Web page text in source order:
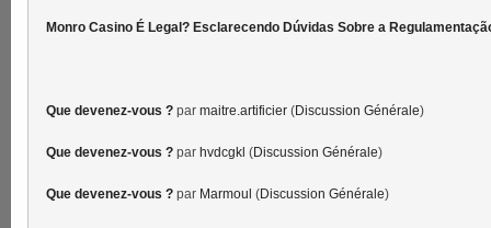
Monro Casino É Legal? Esclarecendo Dúvidas Sobre a
Que devenez-vous ? par maitre.artificier (Discussion Générale)
Que devenez-vous ? par hvdcgkl (Discussion Générale)
Que devenez-vous ? par Marmoul (Discussion Générale)